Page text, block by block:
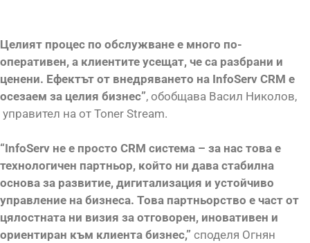
Целият процес по обслужване е много по-
оперативен, а клиентите усещат, че са разбрани и
ценени. Ефектът от внедряването на InfoServ CRM е
осезаем за целия бизнес”, обобщава Васил Николов,
управител на от Toner Stream.
“InfoServ не е просто CRM система – за нас това е
технологичен партньор, който ни дава стабилна
основа за развитие, дигитализация и устойчиво
управление на бизнеса. Това партньорство е част от
цялостната ни визия за отговорен, иновативен и
ориентиран към клиента бизнес,” споделя Огнян